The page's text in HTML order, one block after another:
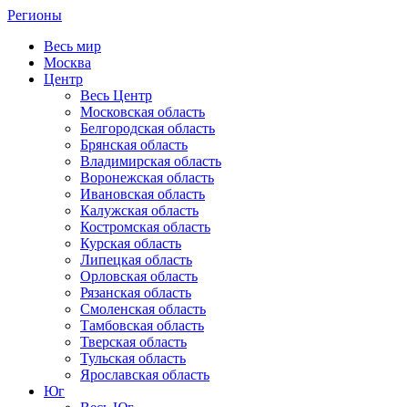
Регионы
Весь мир
Москва
Центр
Весь Центр
Московская область
Белгородская область
Брянская область
Владимирская область
Воронежская область
Ивановская область
Калужская область
Костромская область
Курская область
Липецкая область
Орловская область
Рязанская область
Смоленская область
Тамбовская область
Тверская область
Тульская область
Ярославская область
Юг